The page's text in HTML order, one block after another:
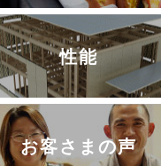
性能
お客さまの声